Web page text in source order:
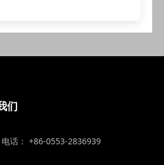
们
电话： +86-0553-2836939